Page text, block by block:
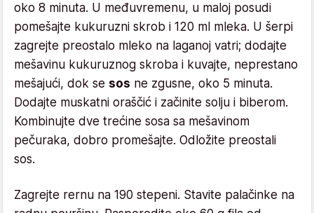
oko 8 minuta. U međuvremenu, u maloj posudi
pomešajte kukuruzni skrob i 120 ml mleka. U šerpi
zagrejte preostalo mleko na laganoj vatri; dodajte
mešavinu kukuruznog skroba i kuvajte, neprestano
mešajući, dok se sos ne zgusne, oko 5 minuta.
Dodajte muskatni oraščić i začinite solju i biberom.
Kombinujte dve trećine sosa sa mešavinom
pečuraka, dobro promešajte. Odložite preostali
sos.
Zagrejte rernu na 190 stepeni. Stavite palačinke na